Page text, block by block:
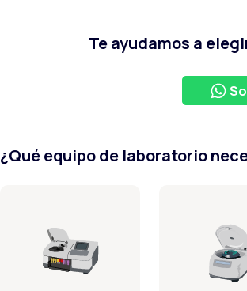
Te ayudamos a
¿Qué equipo de laboratorio